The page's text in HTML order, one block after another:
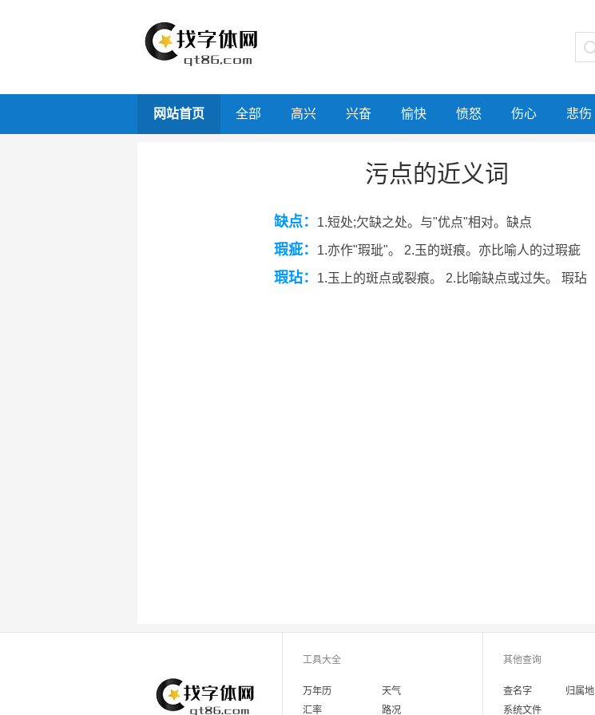
网站首页 全部 高兴 兴奋 愉快 愤怒 伤心 悲伤
污点的近义词
缺点： 1.短处;欠缺之处。与"优点"相对。缺点
瑕疵： 1.亦作"瑕玼"。 2.玉的斑痕。亦比喻人的过瑕疵
瑕玷： 1.玉上的斑点或裂痕。 2.比喻缺点或过失。 瑕玷
工具大全
万年历
天气
汇率
路况
其他查询
查名字 归属地
系统文件